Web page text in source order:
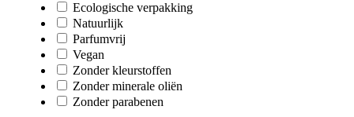
Ecologische verpakking
Natuurlijk
Parfumvrij
Vegan
Zonder kleurstoffen
Zonder minerale oliën
Zonder parabenen